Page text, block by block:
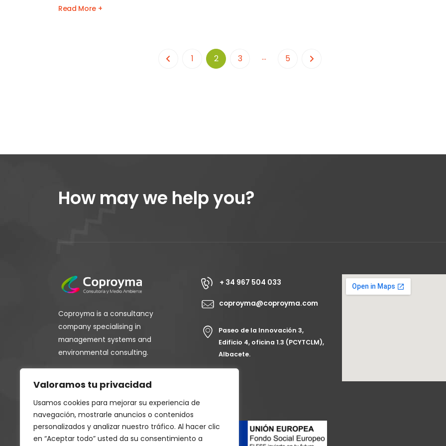
Valoramos tu privacidad
Usamos cookies para mejorar su experiencia de
navegación, mostrarle anuncios o contenidos
personalizados y analizar nuestro tráfico. Al hacer clic
en “Aceptar todo” usted da su consentimiento a
Read More +
1 2 3 … 5
How may we help you?
Coproyma is a consultancy
company specialising in
management systems and
environmental consulting.
+ 34 967 504 033
coproyma@coproyma.com
Paseo de la Innovación 3,
Edificio 4, oficina 1.3 (PCYTCLM),
Albacete.